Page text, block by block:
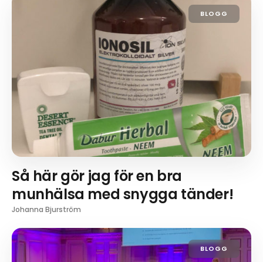
BLOGG
Så här gör jag för en bra
munhälsa med snygga tänder!
Johanna Bjurström
BLOGG